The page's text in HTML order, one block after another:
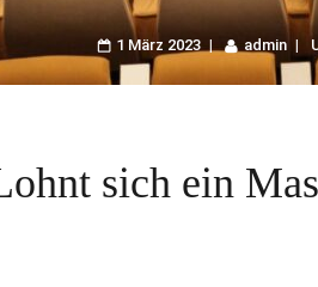
1 März 2023 admin
sich ein